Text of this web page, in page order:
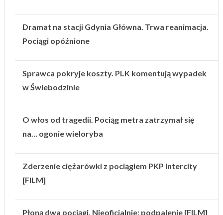
Dramat na stacji Gdynia Główna. Trwa reanimacja.
Pociągi opóźnione
Sprawca pokryje koszty. PLK komentują wypadek
w Świebodzinie
O włos od tragedii. Pociąg metra zatrzymał się
na… ogonie wieloryba
Zderzenie ciężarówki z pociągiem PKP Intercity
[FILM]
Płoną dwa pociągi. Nieoficjalnie: podpalenie [FILM]